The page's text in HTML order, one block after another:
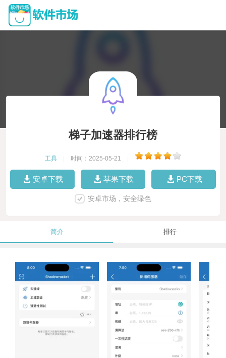
梯子加速器排行榜
工具 时间：2025-05-21
安卓下载 苹果下载 PC下载
安卓市场，安全绿色
简介 排行